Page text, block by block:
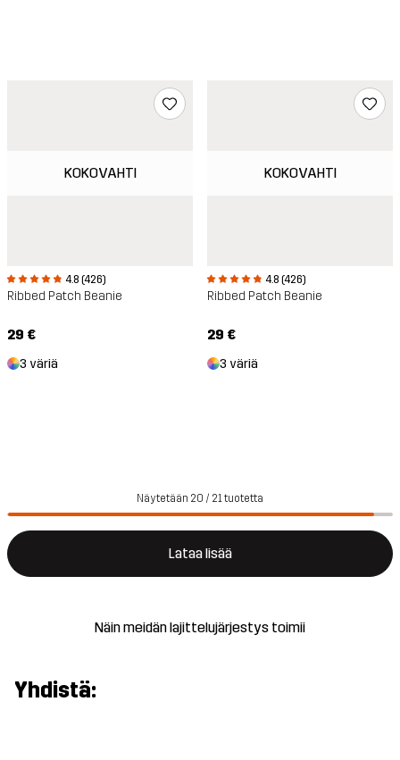
KOKOVAHTI
4.8 (426)
Ribbed Patch Beanie
29 €
3 väriä
KOKOVAHTI
4.8 (426)
Ribbed Patch Beanie
29 €
3 väriä
Näytetään 20 / 21 tuotetta
Lataa lisää
Näin meidän lajittelujärjestys toimii
Yhdistä: